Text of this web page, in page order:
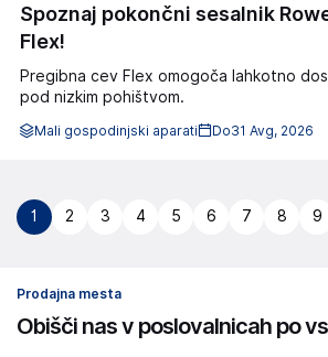
Spoznaj pokončni sesalnik
Flex!
Pregibna cev Flex omogoča lahkotno
pod nizkim pohištvom.
Mali gospodinjski aparati Do31 Avg, 2026
1 2 3 4 5 6 7 8 9
Prodajna mesta
Obišči nas v poslovalnicah po